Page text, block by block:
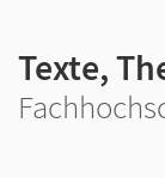
Texte,